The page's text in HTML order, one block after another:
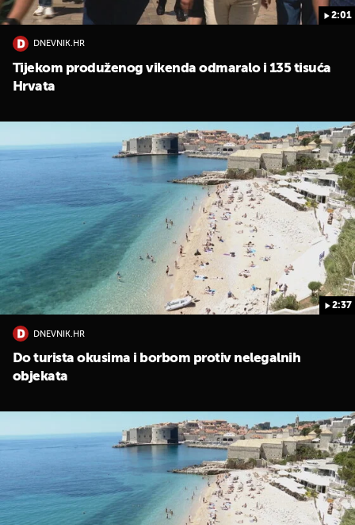
2:01
DNEVNIK.HR
Tijekom produženog vikenda odmaralo i 135 tisuća
Hrvata
2:37
DNEVNIK.HR
Do turista okusima i borbom protiv nelegalnih
objekata